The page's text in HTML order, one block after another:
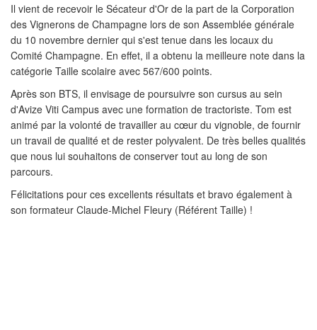
Il vient de recevoir le Sécateur d'Or de la part de la Corporation
des Vignerons de Champagne lors de son Assemblée générale
du 10 novembre dernier qui s'est tenue dans les locaux du
Comité Champagne. En effet, il a obtenu la meilleure note dans la
catégorie Taille scolaire avec 567/600 points.
Après son BTS, il envisage de poursuivre son cursus au sein
d'Avize Viti Campus avec une formation de tractoriste. Tom est
animé par la volonté de travailler au cœur du vignoble, de fournir
un travail de qualité et de rester polyvalent. De très belles qualités
que nous lui souhaitons de conserver tout au long de son
parcours.
Félicitations pour ces excellents résultats et bravo également à
son formateur Claude-Michel Fleury (Référent Taille) !